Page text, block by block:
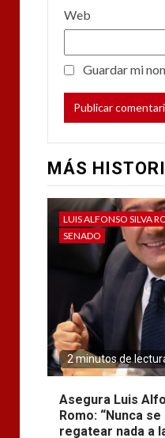
Web
Guardar mi
MÁS
LUIS ALFONSO SILVA
SENADO
2 minutos de
Asegura Luis
Romo: “Nunca se
regatear nada a